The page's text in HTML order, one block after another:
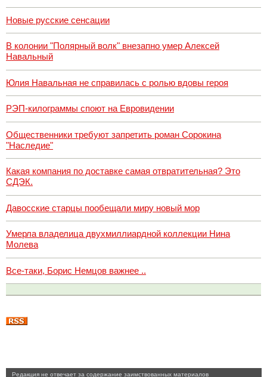
Новые русские сенсации
В колонии "Полярный волк" внезапно умер Алексей
Навальный
Юлия Навальная не справилась с ролью вдовы героя
РЭП-килограммы споют на Евровидении
Общественники требуют запретить роман Сорокина
"Наследие"
Какая компания по доставке самая отвратительная? Это
СДЭК.
Давосские старцы пообещали миру новый мор
Умерла владелица двухмиллиардной коллекции Нина
Молева
Все-таки, Борис Немцов важнее ..
Pедакция не отвечает за содержание заимствованных материалов